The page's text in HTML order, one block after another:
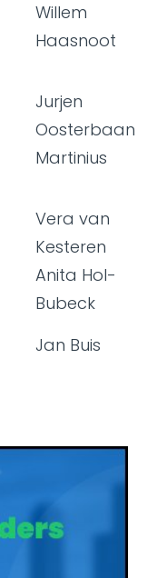
Willem
Haasnoot
Jurjen
Oosterbaan
Martinius
Vera van
Kesteren
Anita Hol-
Bubeck
Jan Buis